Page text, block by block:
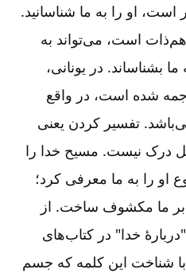
او را به ما شناسانید.
هم‌ذات است‌، می‌تواند به
بشناساند. در یونانی‌،
شده است‌، در واقع
تفسیر کردن یعنی
درک نیست‌. مسیح خدا را
او را به ما معرفی کرد؛
بر ما مکشوف ساخت‌. از
خدا" در کتاب‌های
با شناخت این کلمه که جسم